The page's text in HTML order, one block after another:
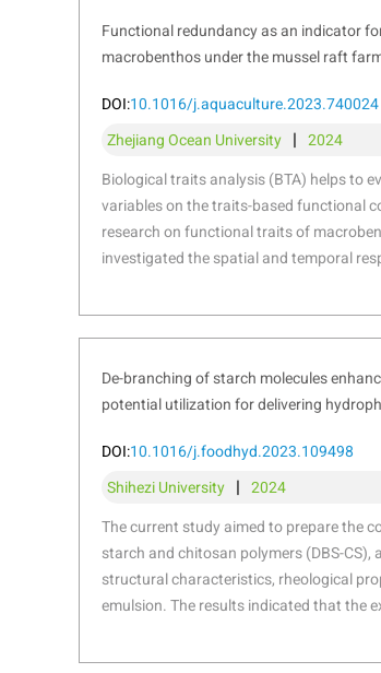
Functional redundancy as an indicator
macrobenthos under the mussel raft
DOI:10.1016/j.aquaculture.2023.740024
Zhejiang Ocean University | 2024
Biological traits analysis (BTA) helps to
variables on the traits-based functional
research on functional traits of
investigated the spatial and temporal
taxonomic and functional diversity to
stressors resulting from suspended
Sea. The functional traits of
characterized by “medium adult body
“infauna”, “semi-motile”, “gonochoristic”,
motile burrowers”, and “tube-dwellers”.
mussel farming stresses among
stressors rather than natural variables,
together with continuous monitoring
farming. Our results reinforce the
traits analysis to evaluate human
analysing the environmental variables
concluded the main effects of human
De-branching of starch molecules
potential utilization for delivering
DOI:10.1016/j.foodhyd.2023.109498
Shihezi University | 2024
The current study aimed to prepare the
starch and chitosan polymers (DBS-
structural characteristics, rheological
emulsion. The results indicated that the
starch short-range molecular
manipulated by both debranching